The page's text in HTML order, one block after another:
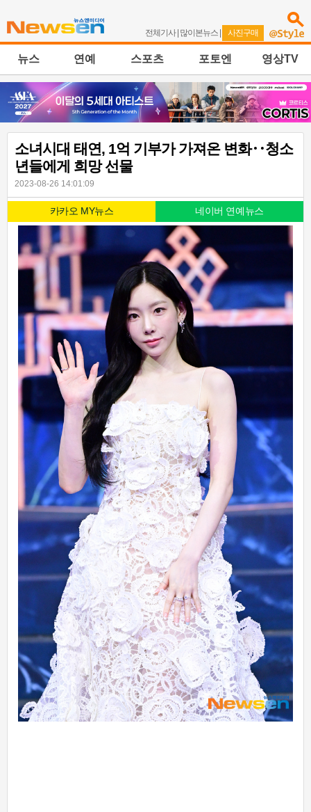
전체기사| 많이본뉴스 | 사진구매
뉴스 연예 스포츠 포토엔 영상TV
소녀시대 태연, 1억 기부가 가져온 변화‥청소
년들에게 희망 선물
2023-08-26 14:01:09
카카오 MY뉴스 네이버 연예뉴스